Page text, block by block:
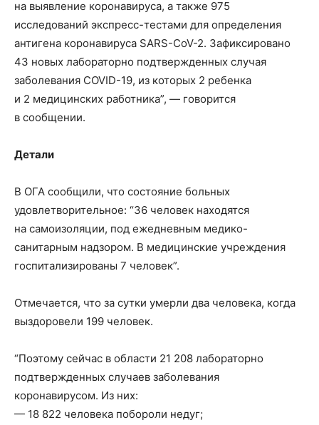
на выявление коронавируса, а также 975
исследований экспресс-тестами для определения
антигена коронавируса SARS-CoV-2. Зафиксировано
43 новых лабораторно подтвержденных случая
заболевания COVID-19, из которых 2 ребенка
и 2 медицинских работника”, — говорится
в сообщении.
Детали
В ОГА сообщили, что состояние больных
удовлетворительное: “36 человек находятся
на самоизоляции, под ежедневным медико-
санитарным надзором. В медицинские учреждения
госпитализированы 7 человек”.
Отмечается, что за сутки умерли два человека, когда
выздоровели 199 человек.
“Поэтому сейчас в области 21 208 лабораторно
подтвержденных случаев заболевания
коронавирусом. Из них:
— 18 822 человека побороли недуг;